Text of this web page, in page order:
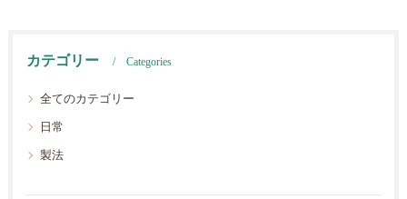
カテゴリー Categories
全てのカテゴリー
日常
製法